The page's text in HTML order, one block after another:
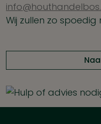
Wij zullen zo